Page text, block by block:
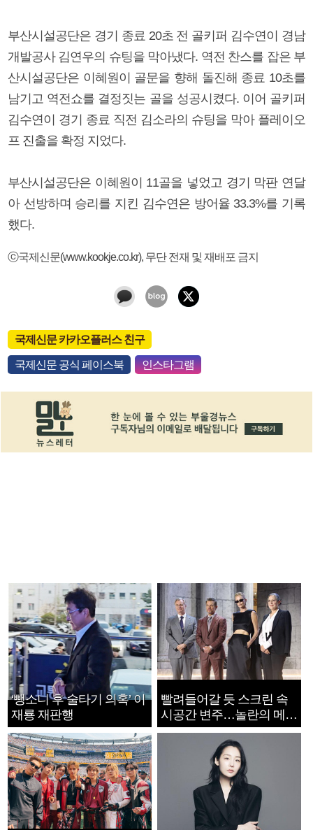
부산시설공단은 경기 종료 20초 전 골키퍼 김수연이 경남
개발공사 김연우의 슈팅을 막아냈다. 역전 찬스를 잡은 부
산시설공단은 이혜원이 골문을 향해 돌진해 종료 10초를
남기고 역전쇼를 결정짓는 골을 성공시켰다. 이어 골키퍼
김수연이 경기 종료 직전 김소라의 슈팅을 막아 플레이오
프 진출을 확정 지었다.
부산시설공단은 이혜원이 11골을 넣었고 경기 막판 연달
아 선방하며 승리를 지킨 김수연은 방어율 33.3%를 기록
했다.
ⓒ국제신문(www.kookje.co.kr), 무단 전재 및 재배포 금지
국제신문 카카오플러스 친구
국제신문 공식 페이스북 인스타그램
‘뺑소니 후 술타기 의혹’ 이
재룡 재판행
빨려들어갈 듯 스크린 속
시공간 변주…놀란의 메시
지는 ‘전쟁 속죄’